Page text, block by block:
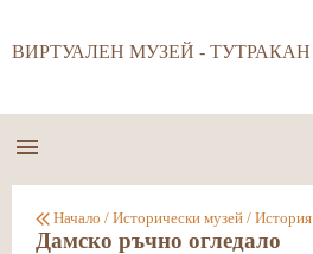
ВИРТУАЛЕН МУЗЕЙ - ТУТРАКАН
Начало / Исторически музей / История
Дамско ръчно огледало